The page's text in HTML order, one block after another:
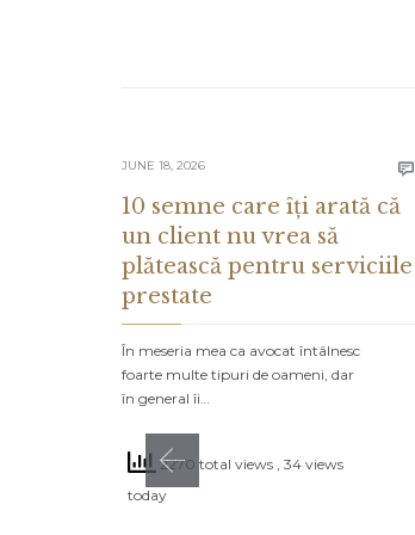
JUNE 18, 2026 
10 semne care îți arată că
un client nu vrea să
plătească pentru serviciile
prestate
În meseria mea ca avocat întâlnesc
foarte multe tipuri de oameni, dar
în general îi…
2270 total views , 34 views
today